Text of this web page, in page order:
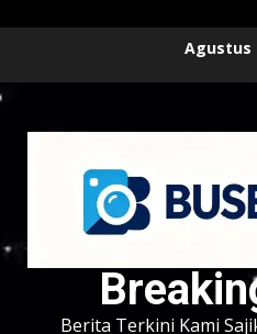
content
Agustus
Berita Terkini Kami